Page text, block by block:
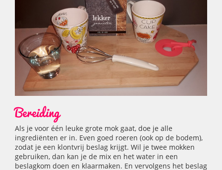
Bereiding
Als je voor één leuke grote mok gaat, doe je alle
ingrediënten er in. Even goed roeren (ook op de bodem),
zodat je een klontvrij beslag krijgt. Wil je twee mokken
gebruiken, dan kan je de mix en het water in een
beslagkom doen en klaarmaken. En vervolgens het beslag